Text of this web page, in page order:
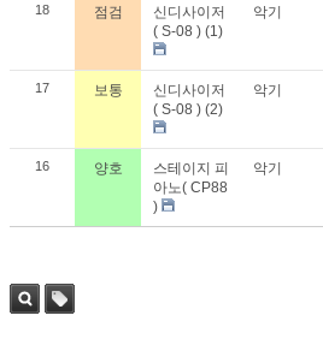
18 점검
신디사이저
( S-08 ) (1)
악기
17 보통
신디사이저
( S-08 ) (2)
악기
16 양호
스테이지 피
아노( CP88
)
악기